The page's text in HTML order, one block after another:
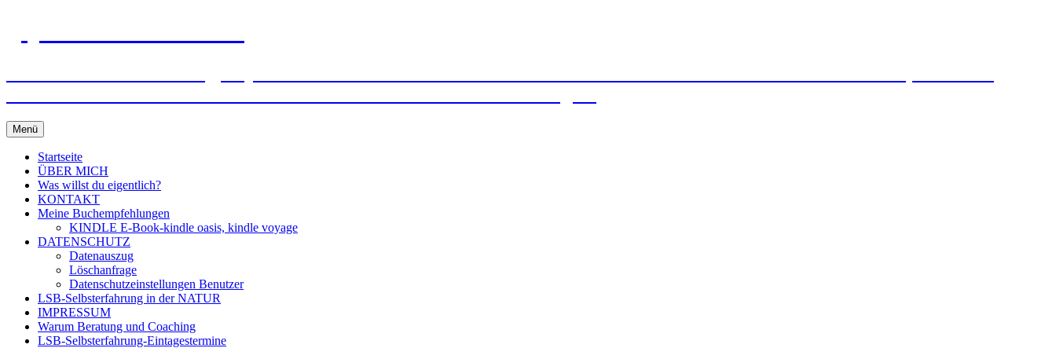
Menü Zum
Inhalt
springen
Startseite
ÜBER MICH
Was willst du eigentlich?
KONTAKT
Meine Buchempfehlungen
KINDLE E-Book-kindle oasis, kindle voyage
DATENSCHUTZ
Datenauszug
Löschanfrage
Datenschutzeinstellungen Benutzer
LSB-Selbsterfahrung in der NATUR
IMPRESSUM
Warum Beratung und Coaching
LSB-Selbsterfahrung-Eintagestermine